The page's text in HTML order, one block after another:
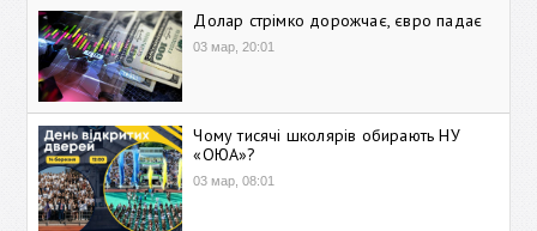
Долар стрімко дорожчає, євро падає
03 мар, 20:01
Чому тисячі школярів обирають НУ
«ОЮА»?
03 мар, 08:01